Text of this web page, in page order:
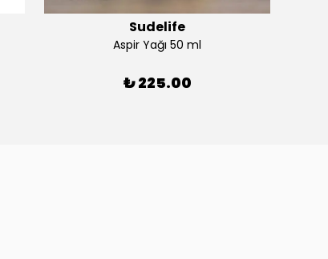
Sudelife
Aspir Yağı 50 ml
₺ 225.00